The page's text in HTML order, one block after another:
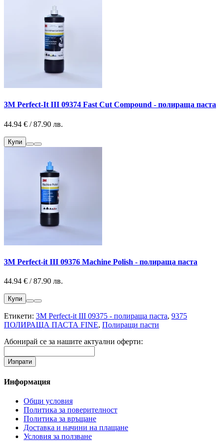
3M Perfect-It III 09374 Fast Cut Compound - полираща паста
44.94 € / 87.90 лв.
Купи
3M Perfect-it III 09376 Machine Polish - полираща паста
44.94 € / 87.90 лв.
Купи
Етикети: 3M Perfect-it III 09375 - полираща паста, 9375
ПОЛИРАЩА ПАСТА FINE, Полиращи пасти
Абонирай се за нашите актуални оферти:
Информация
Общи условия
Политика за поверителност
Политика за връщане
Доставка и начини на плащане
Условия за ползване